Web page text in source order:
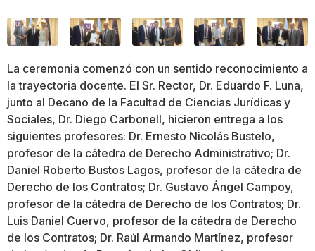
La ceremonia comenzó con un sentido reconocimiento a
la trayectoria docente. El Sr. Rector, Dr. Eduardo F. Luna,
junto al Decano de la Facultad de Ciencias Jurídicas y
Sociales, Dr. Diego Carbonell, hicieron entrega a los
siguientes profesores: Dr. Ernesto Nicolás Bustelo,
profesor de la cátedra de Derecho Administrativo; Dr.
Daniel Roberto Bustos Lagos, profesor de la cátedra de
Derecho de los Contratos; Dr. Gustavo Ángel Campoy,
profesor de la cátedra de Derecho de los Contratos; Dr.
Luis Daniel Cuervo, profesor de la cátedra de Derecho
de los Contratos; Dr. Raúl Armando Martínez, profesor